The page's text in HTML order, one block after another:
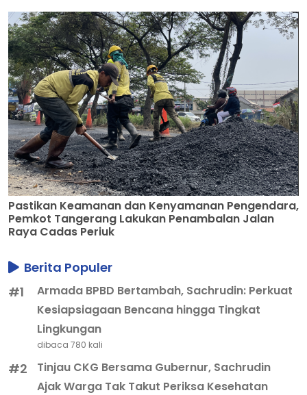
Pastikan Keamanan dan Kenyamanan Pengendara,
Pemkot Tangerang Lakukan Penambalan Jalan
Raya Cadas Periuk
Berita Populer
#1
Armada BPBD Bertambah, Sachrudin: Perkuat
Kesiapsiagaan Bencana hingga Tingkat
Lingkungan
dibaca 780 kali
#2
Tinjau CKG Bersama Gubernur, Sachrudin
Ajak Warga Tak Takut Periksa Kesehatan